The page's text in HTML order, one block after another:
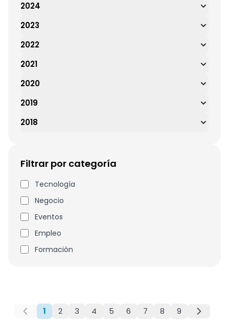
2024
2023
2022
2021
2020
2019
2018
Filtrar por categoría
Tecnología
Negocio
Eventos
Empleo
Formación
1 2 3 4 5 6 7 8 9